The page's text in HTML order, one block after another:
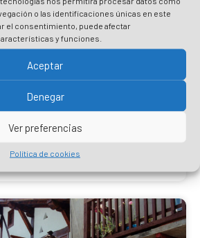
o las identificaciones únicas en este
el consentimiento, puede afectar
y funciones.
Aceptar
Denegar
Ver preferencias
Política de cookies
en vivienda residencial,
algunos elementos estilísticos y